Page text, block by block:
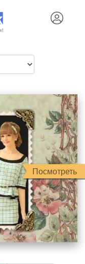
Посмотреть